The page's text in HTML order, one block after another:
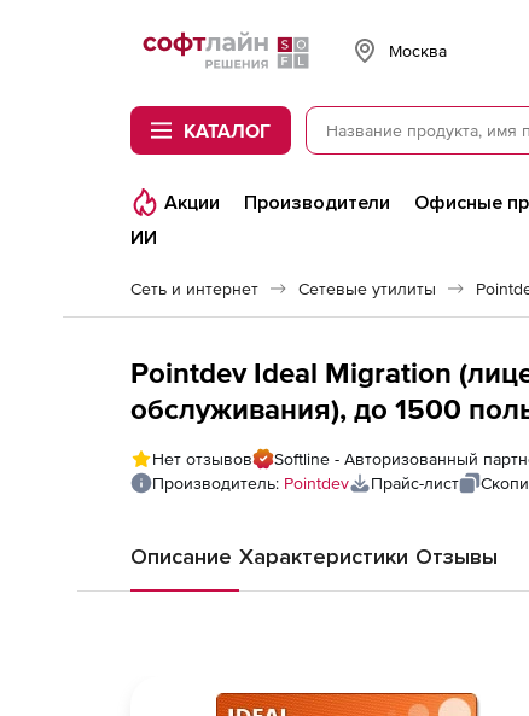
Softline
Москва
КАТАЛОГ
Акции Производители Офисные
ИИ
Сеть и интернет Сетевые утилиты
Pointdev Ideal Migration
обслуживания), до 1500
Нет отзывов
Softline - Авторизованный
Производитель: Pointdev Прайс-лист
Описание Характеристики Отзывы